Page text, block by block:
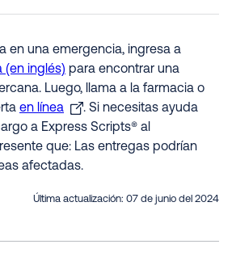
en una emergencia, ingresa a
(en inglés) para encontrar una
Luego, llama a la farmacia o
en línea
. Si necesitas ayuda
a Express Scripts® al
que: Las entregas podrían
afectadas.
Última actualización: 07 de junio del 2024